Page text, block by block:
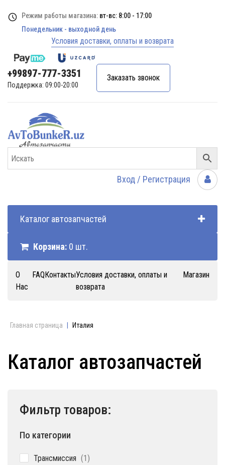
Режим работы магазина: вт-вс: 8:00 - 17:00
Понедельник - выходной день
Условия доставки, оплаты и возврата
+99897-777-3351
Поддержка: 09:00-20:00
Заказать звонок
Вход / Регистрация
Каталог автозапчастей
Корзина: 0 шт.
О
Нас
FAQКонтактыУсловия доставки, оплаты и
возврата
Магазин
Главная страница Италия
Каталог автозапчастей
Фильтр товаров:
По категории
Трансмиссия 11